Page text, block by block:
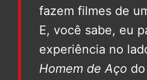
fazem filmes de
E, você sabe, eu
experiência no
Homem de Aço